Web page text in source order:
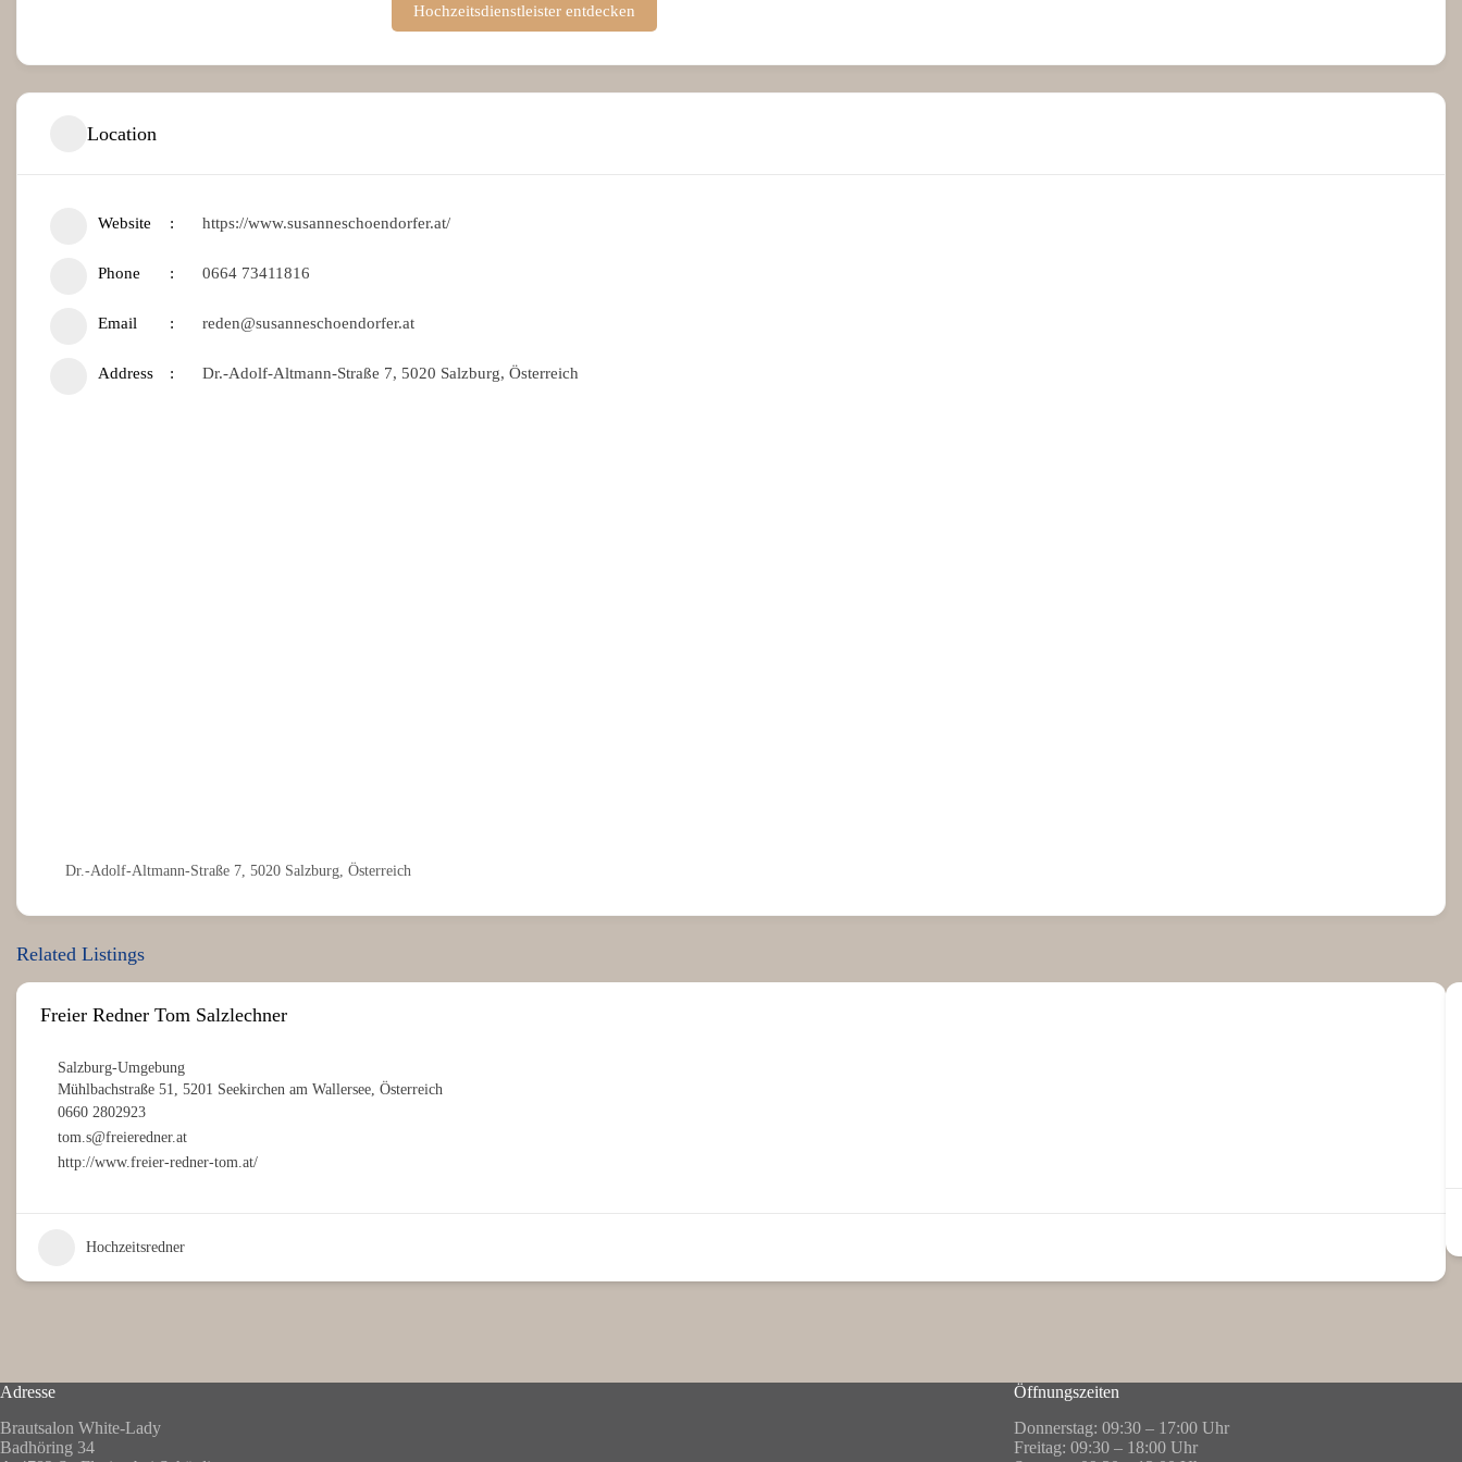
Hochzeitsdienstleister entdecken
Location
Website https://www.susanneschoendorfer.at/
Phone 0664 73411816
Email reden@susanneschoendorfer.at
Address Dr.-Adolf-Altmann-Straße 7, 5020 Salzburg, Österreich
Dr.-Adolf-Altmann-Straße 7, 5020 Salzburg, Österreich
Related Listings
Freier Redner Tom Salzlechner
Salzburg-Umgebung
Mühlbachstraße 51, 5201 Seekirchen am Wallersee, Österreich
0660 2802923
tom.s@freieredner.at
http://www.freier-redner-tom.at/
Hochzeitsredner
Adresse
Brautsalon White-Lady
Badhöring 34
Öffnungszeiten
Donnerstag: 09:30 – 17:00 Uhr
Freitag: 09:30 – 18:00 Uhr